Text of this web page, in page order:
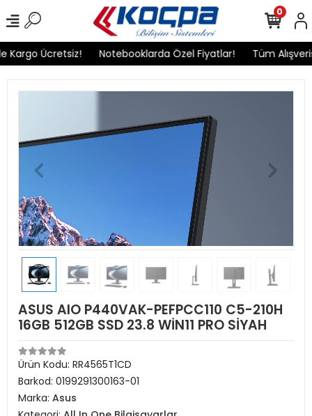
Ücretsiz! Notebooklarda Özel Fiyatlar! Tüm
0